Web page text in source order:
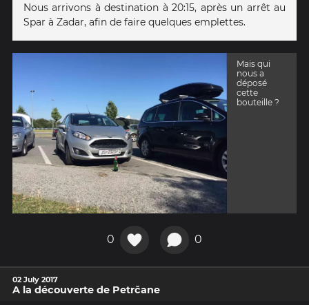
Nous arrivons à destination à 20:15, après un arrêt au
Spar à Zadar, afin de faire quelques emplettes.
Mais qui
nous a
déposé
cette
bouteille ?
0 0
02 July 2017
A la découverte de Petrčane